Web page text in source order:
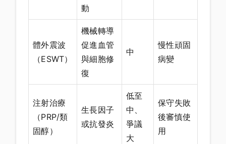
動
體外震波
（ESWT）
機械轉導
促進血管
與細胞修
復
中
慢性頑固
病變
注射治療
（PRP/類
固醇）
生長因子
或抗發炎
低至
中、
爭議
大
保守失敗
後審慎使
用